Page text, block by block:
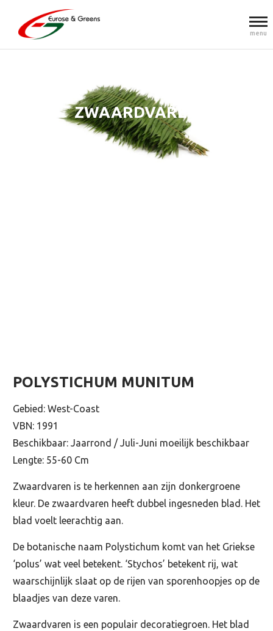
menu
ZWAARDVAREN
POLYSTICHUM MUNITUM
Gebied: West-Coast
VBN: 1991
Beschikbaar: Jaarrond / Juli-Juni moeilijk beschikbaar
Lengte: 55-60 Cm
Zwaardvaren is te herkennen aan zijn donkergroene
kleur. De zwaardvaren heeft dubbel ingesneden blad. Het
blad voelt leerachtig aan.
De botanische naam Polystichum komt van het Griekse
‘polus’ wat veel betekent. ‘Stychos’ betekent rij, wat
waarschijnlijk slaat op de rijen van sporenhoopjes op de
blaadjes van deze varen.
Zwaardvaren is een populair decoratiegroen. Het blad